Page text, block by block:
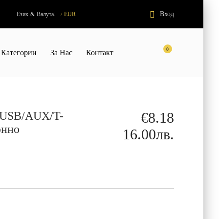
Език & Валута: / EUR Вход
0
Категории За Нас Контакт
AUX/T-
€8.18
16.00лв.